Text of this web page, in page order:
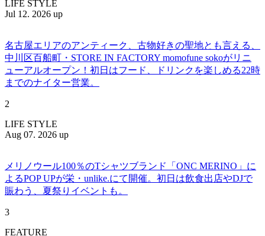
LIFE STYLE
Jul 12. 2026 up
名古屋エリアのアンティーク、古物好きの聖地とも言える、
中川区百船町・STORE IN FACTORY momofune sokoがリニ
ューアルオープン！初日はフード、ドリンクを楽しめる22時
までのナイター営業。
2
LIFE STYLE
Aug 07. 2026 up
メリノウール100％のTシャツブランド「ONC MERINO」に
よるPOP UPが栄・unlike.にて開催。初日は飲食出店やDJで
賑わう、夏祭りイベントも。
3
FEATURE